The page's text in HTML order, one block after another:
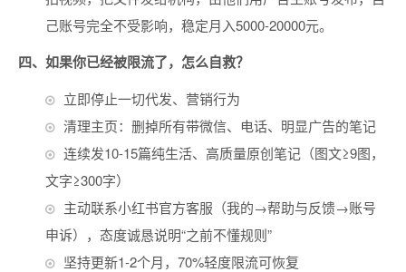
己账号完全不受影响，稳定月入5000-20000元。
四、如果你已经被限流了，怎么自救？
立即停止一切代发、营销行为
清理主页：删掉所有带微信、电话、明显广告的笔记
连续发10-15篇纯生活、高质量原创笔记（图文≥9图，
文字≥300字）
主动联系小红书官方客服（我的→帮助与反馈→账号
申诉），态度诚恳说明“之前不懂规则”
坚持更新1-2个月，70%轻度限流可恢复